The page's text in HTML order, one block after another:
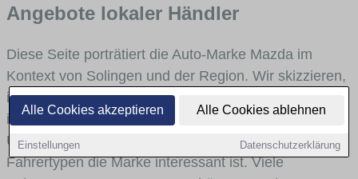
Alle Cookies akzeptieren Alle Cookies ablehnen
Einstellungen Datenschutzerklärung
Angebote lokaler Händler
Diese Seite porträtiert die Auto-Marke Mazda im
Kontext von Solingen und der Region. Wir skizzieren,
in welchen Fahrzeugklassen Mazda stark vertreten
ist, welche Modellreihen häufig im Stadt- und
Umlandverkehr zu sehen sind und für welche
Fahrertypen die Marke interessant ist. Viele